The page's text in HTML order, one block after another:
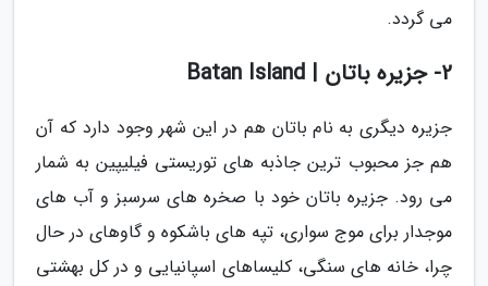
می گردد.
2- جزیره باتان | Batan Island
جزیره دیگری به نام باتان هم در این شهر وجود دارد که آن
هم جز محبوب ترین جاذبه های توریستی فیلیپین به شمار
می رود. جزیره باتان خود با صخره های سرسبز و آب های
موجدار برای موج سواری، تپه های باشکوه و گاوهای در حال
چرا، خانه های سنگی، کلیساهای اسپانیایی و در کل بهشتی